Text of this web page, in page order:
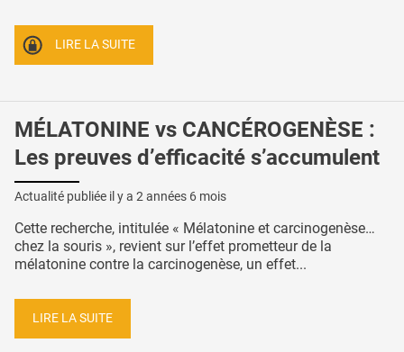
LIRE LA SUITE
MÉLATONINE vs CANCÉROGENÈSE :
Les preuves d’efficacité s’accumulent
Actualité publiée il y a 2 années 6 mois
Cette recherche, intitulée « Mélatonine et carcinogenèse…
chez la souris », revient sur l’effet prometteur de la
mélatonine contre la carcinogenèse, un effet...
LIRE LA SUITE